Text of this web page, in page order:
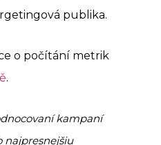
publika.
o počítání metrik
.
kampaní
najpresnejšiu